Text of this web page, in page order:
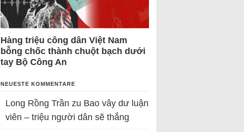
Hàng triệu công dân Việt Nam
bỗng chốc thành chuột bạch dưới
tay Bộ Công An
NEUESTE KOMMENTARE
Long Rồng Trần zu Bao vây dư luận
viên – triệu người dân sẽ thắng